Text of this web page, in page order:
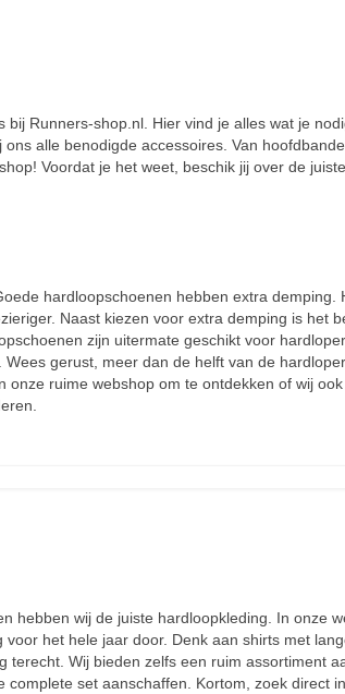
Runners-shop.nl. Hier vind je alles wat je
alle benodigde accessoires. Van
Voordat je het weet, beschik jij over de
hardloopschoenen hebben extra demping.
Naast kiezen voor extra demping is het
zijn uitermate geschikt voor
gerust, meer dan de helft van de
ruime webshop om te ontdekken of wij
hebben wij de juiste hardloopkleding. In onze
het hele jaar door. Denk aan shirts met
terecht. Wij bieden zelfs een ruim assortiment
set aanschaffen. Kortom, zoek direct